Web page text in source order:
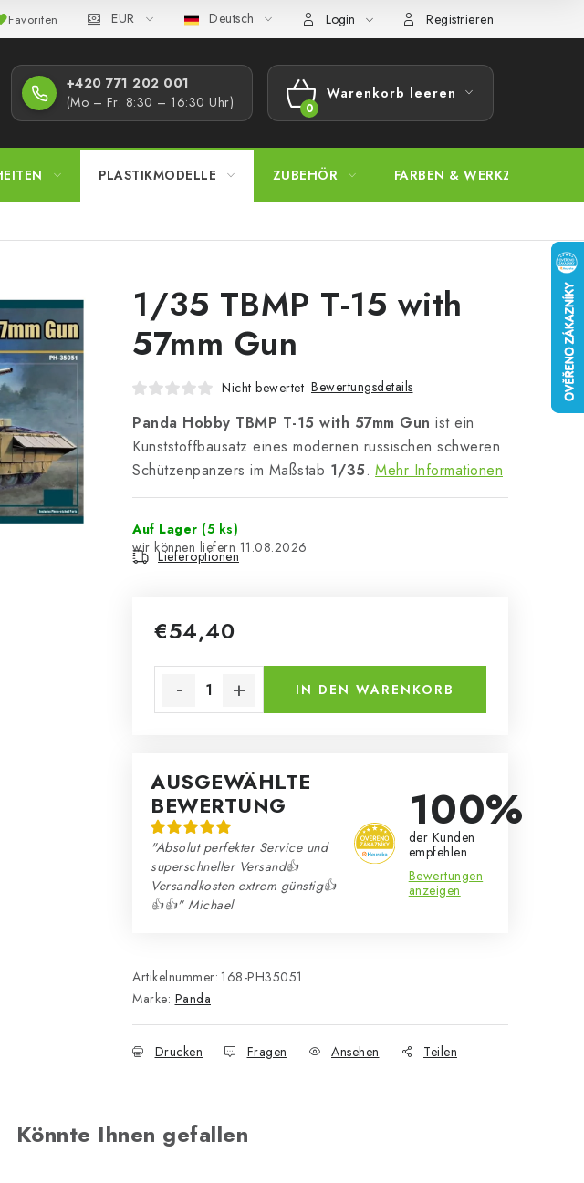
Datenschutzbestimmungen Beschwerdeverfahren Großhandel
Favoriten EUR Deutsch Login Registrieren
+420 771 202 001​
(Mo – Fr: 8:30 – 16:30 Uhr)
WARENKORB
Warenkorb leeren
PLASTIKMODELLE ZUBEHÖR FARBEN & WERKZEUGE
1/35 TBMP T-15 with
57mm Gun
Nicht bewertet Bewertungsdetails
Panda Hobby TBMP T-15 with 57mm Gun ist ein
Kunststoffbausatz eines modernen russischen schweren
Schützenpanzers im Maßstab 1/35. Mehr Informationen
Auf Lager (5 ks)
11.08.2026
Lieferoptionen
€54,40
IN DEN WARENKORB
AUSGEWÄHLTE
BEWERTUNG
"Absolut perfekter Service und
superschneller Versand👍
Versandkosten extrem günstig👍
👍👍" Michael
100%
der Kunden
empfehlen
Bewertungen
anzeigen
Artikelnummer: 168-PH35051
Marke: Panda
Drucken Fragen Ansehen Teilen
Könnte Ihnen gefallen